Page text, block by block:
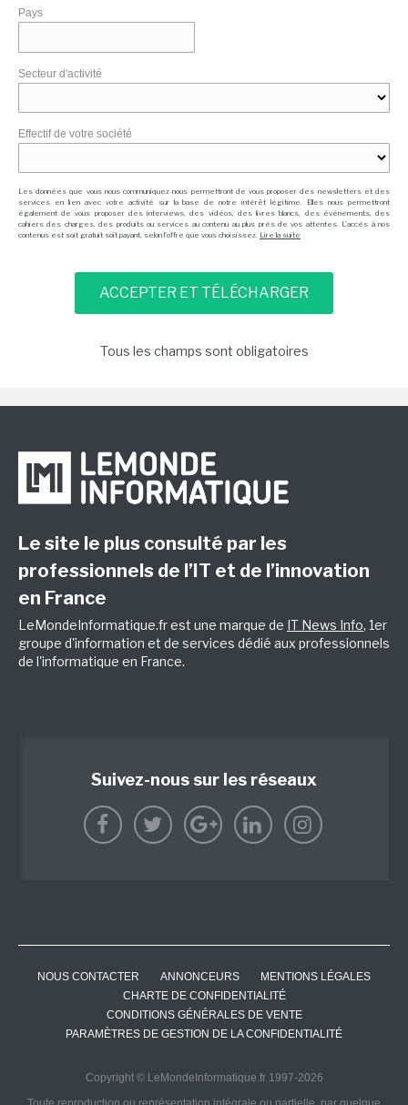
Pays
Secteur d'activité
Effectif de votre société
Les données que vous nous communiquez nous permettront de vous proposer des newsletters et des
services en lien avec votre activité sur la base de notre intérêt légitime. Elles nous permettront
également de vous proposer des interviews, des vidéos, des livres blancs, des événements, des
cahiers des charges, des produits ou services au contenu au plus près de vos attentes. L'accès à nos
contenus est soit gratuit soit payant, selon l'offre que vous choisissez. Lire la suite
Tous les champs sont obligatoires
Le site le plus consulté par les
professionnels de l’IT et de l’innovation
en France
LeMondeInformatique.fr est une marque de IT News Info, 1er
groupe d'information et de services dédié aux professionnels
de l'informatique en France.
Suivez-nous sur les réseaux
NOUS CONTACTER ANNONCEURS
MENTIONS LÉGALES
CHARTE DE CONFIDENTIALITÉ
CONDITIONS GÉNÉRALES DE VENTE
PARAMÈTRES DE GESTION DE LA CONFIDENTIALITÉ
Copyright © LeMondeInformatique.fr 1997-2026